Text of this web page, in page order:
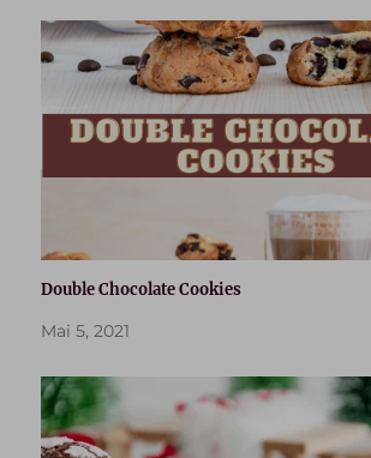
Double Chocolate Cookies
Mai 5, 2021